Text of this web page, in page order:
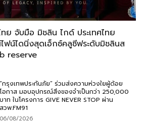
ทย จับมือ มิชลิน ไกด์ ประเทศไทย
ฟน์ไดนิ่งสุดเอ็กซ์คลูซีฟระดับมิชลินส
reserve
“กรุงเทพประกันภัย” ร่วมส่งความห่วงใยผู้ด้อย
โอกาส มอบอุปกรณ์สิ่งของจำเป็นกว่า 250,000
บาท ในโครงการ GIVE NEVER STOP ผ่าน
สวพ.FM91
06/08/2026